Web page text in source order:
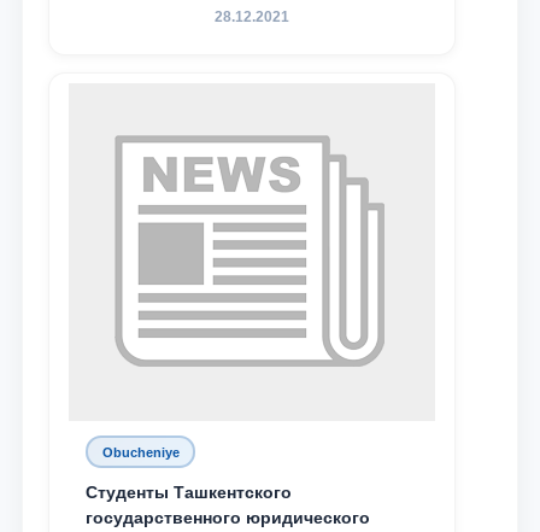
Родине и воспитанию молодого
28.12.2021
Obucheniye
Студенты Ташкентского
государственного юридического